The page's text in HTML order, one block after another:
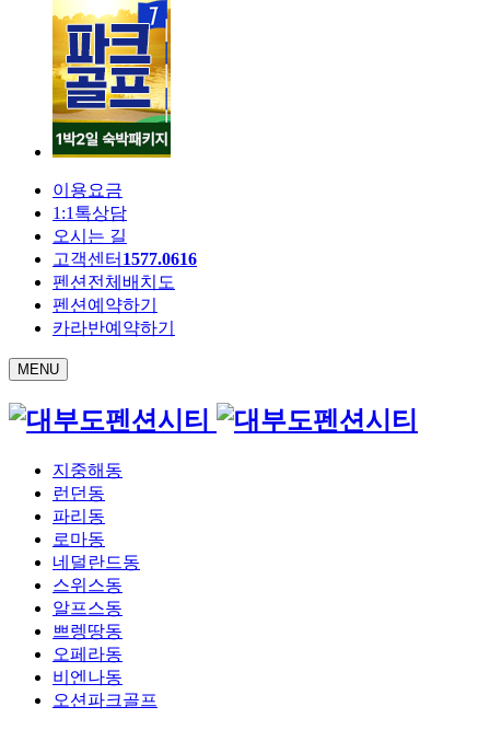
이용요금
1:1톡상담
오시는 길
고객센터 1577.0616
펜션전체배치도
펜션예약하기
카라반예약하기
MENU
지중해동
런던동
파리동
로마동
네덜란드동
스위스동
알프스동
쁘렝땅동
오페라동
비엔나동
오션파크골프